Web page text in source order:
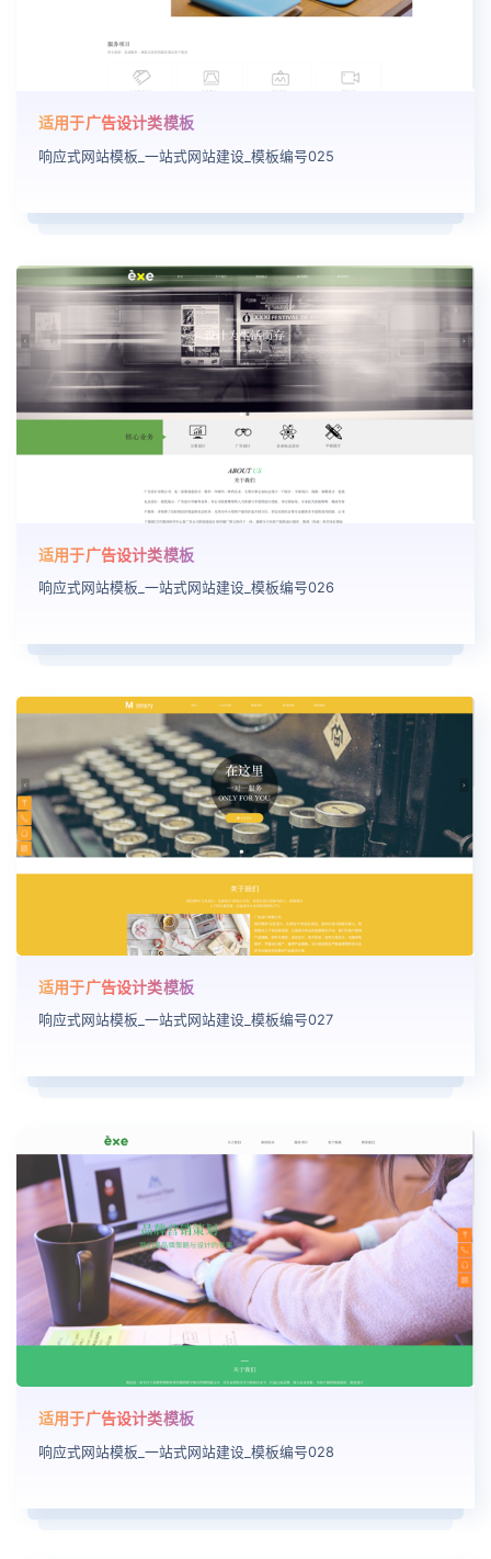
适用于广告设计类模板
响应式网站模板_一站式网站建设_模板编号025
适用于广告设计类模板
响应式网站模板_一站式网站建设_模板编号026
适用于广告设计类模板
响应式网站模板_一站式网站建设_模板编号027
适用于广告设计类模板
响应式网站模板_一站式网站建设_模板编号028